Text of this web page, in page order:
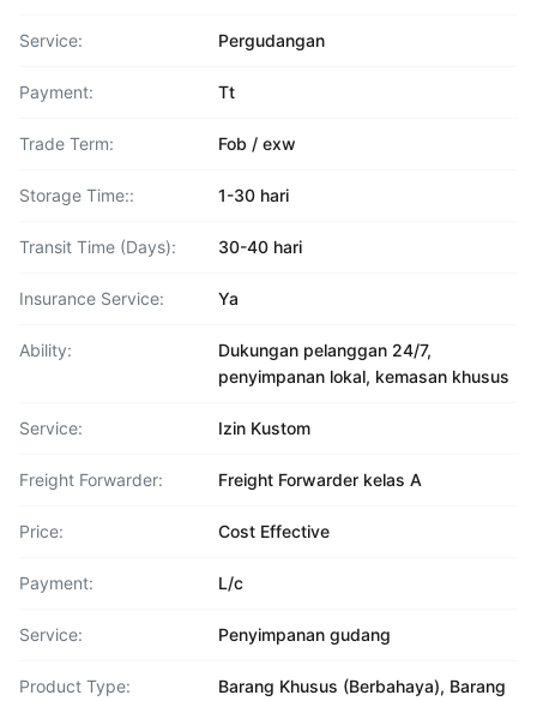
Service: Pergudangan
Payment: Tt
Trade Term: Fob / exw
Storage Time:: 1-30 hari
Transit Time (Days): 30-40 hari
Insurance Service: Ya
Ability:
Dukungan pelanggan 24/7,
penyimpanan lokal, kemasan khusus
Service: Izin Kustom
Freight Forwarder: Freight Forwarder kelas A
Price: Cost Effective
Payment: L/c
Service: Penyimpanan gudang
Product Type:
Barang Khusus (Berbahaya), Barang